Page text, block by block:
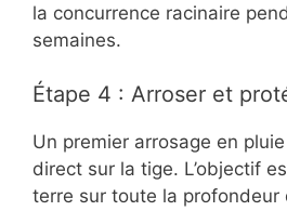
la concurrence racinaire
semaines.
Étape 4 : Arroser et
Un premier arrosage en
direct sur la tige. L’objectif
terre sur toute la profondeur